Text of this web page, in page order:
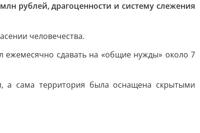
рублей, драгоценности и систему слежения
человечества.
ежемесячно сдавать на «общие нужды» около 7
а сама территория была оснащена скрытыми